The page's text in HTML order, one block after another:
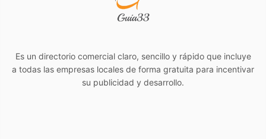
Es un directorio comercial claro, sencillo y rápido que incluye
a todas las empresas locales de forma gratuita para incentivar
su publicidad y desarrollo.